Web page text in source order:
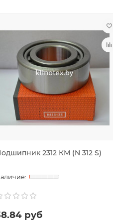
2312 КМ (N 312 S)
руб